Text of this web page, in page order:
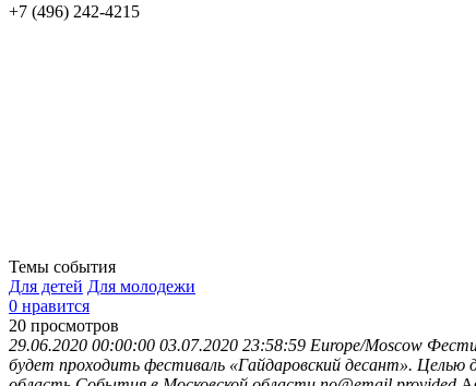
+7 (496) 242-4215
Темы события
Для детей Для молодежи
0 нравится
20 просмотров
29.06.2020 00:00:00 03.07.2020 23:58:59 Europe/Moscow
будет проходить фестиваль «Гайдаровский десант». Целью